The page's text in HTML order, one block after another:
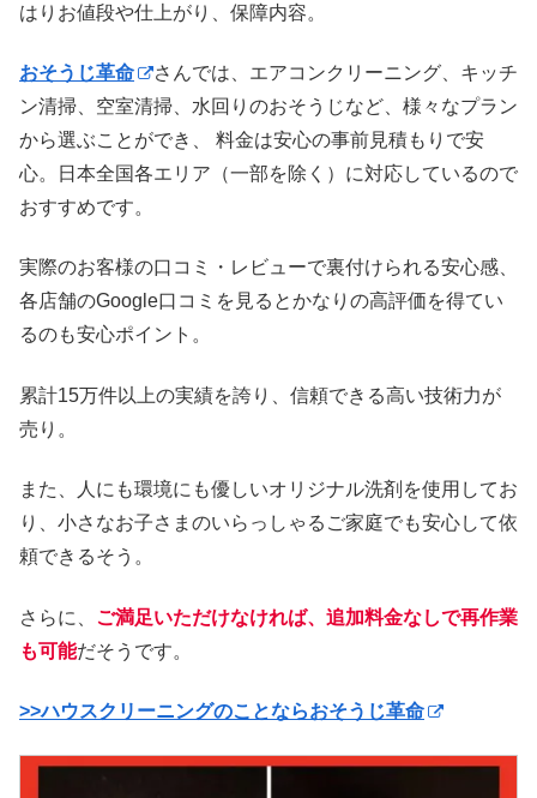
はりお値段や仕上がり、保障内容。
おそうじ革命
さんでは、エアコンクリーニング、キッチ
ン清掃、空室清掃、水回りのおそうじなど、様々なプラン
から選ぶことができ、 料金は安心の事前見積もりで安
心。日本全国各エリア（一部を除く）に対応しているので
おすすめです。
実際のお客様の口コミ・レビューで裏付けられる安心感、
各店舗のGoogle口コミを見るとかなりの高評価を得てい
るのも安心ポイント。
累計15万件以上の実績を誇り、信頼できる高い技術力が
売り。
また、人にも環境にも優しいオリジナル洗剤を使用してお
り、小さなお子さまのいらっしゃるご家庭でも安心して依
頼できるそう。
さらに、 ご満足いただけなければ、追加料金なしで再作業
も可能だそうです。
>>ハウスクリーニングのことならおそうじ革命